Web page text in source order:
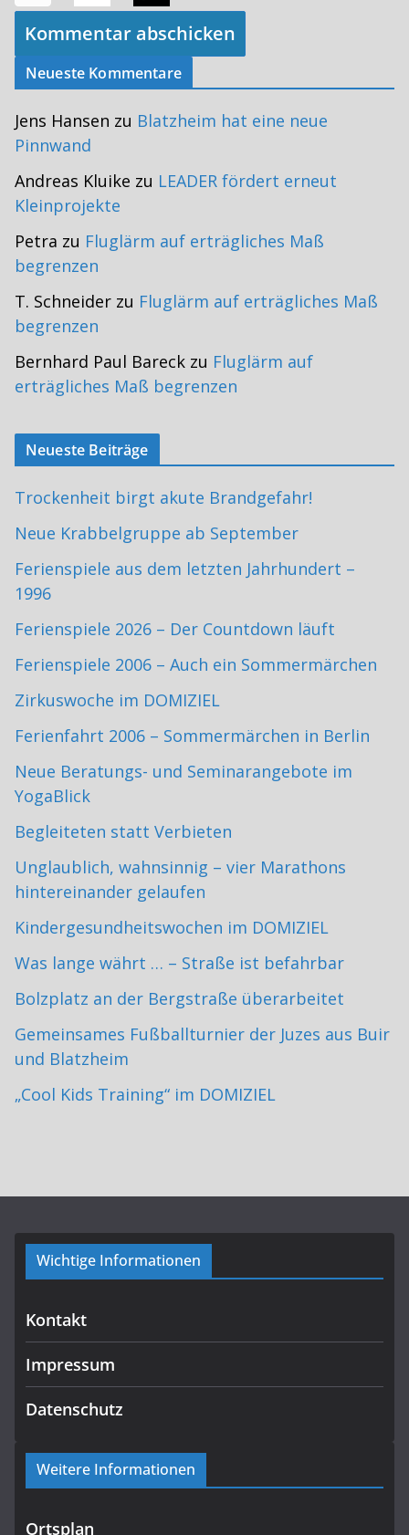
Neueste Kommentare
Jens Hansen zu Blatzheim hat eine neue
Pinnwand
Andreas Kluike zu LEADER fördert erneut
Kleinprojekte
Petra zu Fluglärm auf erträgliches Maß
begrenzen
T. Schneider zu Fluglärm auf erträgliches Maß
begrenzen
Bernhard Paul Bareck zu Fluglärm auf
erträgliches Maß begrenzen
Neueste Beiträge
Trockenheit birgt akute Brandgefahr!
Neue Krabbelgruppe ab September
Ferienspiele aus dem letzten Jahrhundert –
1996
Ferienspiele 2026 – Der Countdown läuft
Ferienspiele 2006 – Auch ein Sommermärchen
Zirkuswoche im DOMIZIEL
Ferienfahrt 2006 – Sommermärchen in Berlin
Neue Beratungs- und Seminarangebote im
YogaBlick
Begleiteten statt Verbieten
Unglaublich, wahnsinnig – vier Marathons
hintereinander gelaufen
Kindergesundheitswochen im DOMIZIEL
Was lange währt … – Straße ist befahrbar
Bolzplatz an der Bergstraße überarbeitet
Gemeinsames Fußballturnier der Juzes aus Buir
und Blatzheim
„Cool Kids Training“ im DOMIZIEL
Wichtige Informationen
Kontakt
Impressum
Datenschutz
Weitere Informationen
Ortsplan